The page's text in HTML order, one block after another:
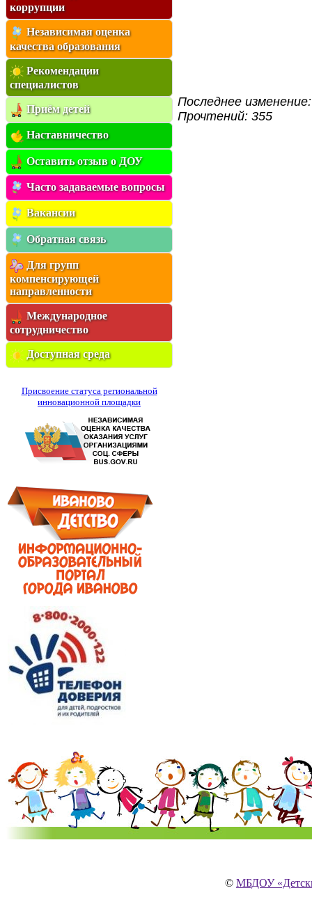
коррупции
Независимая оценка
качества образования
Рекомендации
специалистов
Приём детей
Наставничество
Оставить отзыв о ДОУ
Часто задаваемые вопросы
Вакансии
Обратная связь
Для групп
компенсирующей
направленности
Международное
сотрудничество
Доступная среда
Присвоение статуса региональной
инновационной площадки
Последнее
Прочтений: 355
© МБДОУ